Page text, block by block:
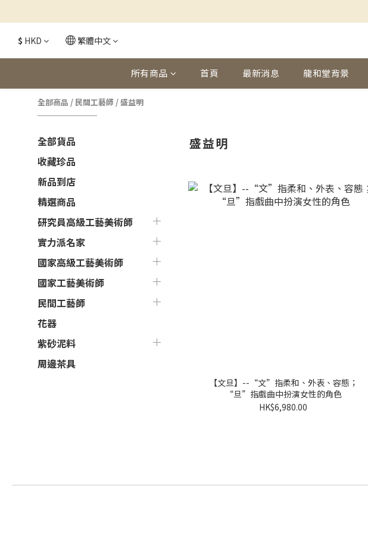
$ HKD 繁體中文
所有商品 首頁 最新消息 龍和堂背景
全部商品 / 民間工藝師 /盛益明
全部貨品
收藏珍品
新品到店
精選商品
研究員高級工藝美術師
實力派名家
國家高級工藝美術師
國家工藝美術師
民間工藝師
花器
紫砂泥料
周邊茶具
盛益明
【文旦】--“文”指柔和、外表、容態；
“旦”指戲曲中扮演女性的角色
HK$6,980.00